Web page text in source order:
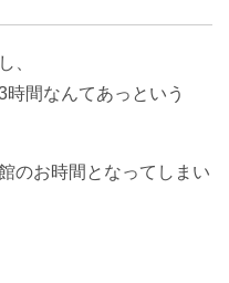
、
間なんてあっという
のお時間となってしまい